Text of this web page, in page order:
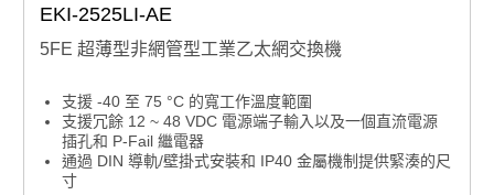
EKI-2525LI-AE
5FE 超薄型非網管型工業乙太網交換機
支援 -40 至 75 °C 的寬工作溫度範圍
支援冗餘 12 ~ 48 VDC 電源端子輸入以及一個直流電源
插孔和 P-Fail 繼電器
通過 DIN 導軌/壁掛式安裝和 IP40 金屬機制提供緊湊的尺
寸